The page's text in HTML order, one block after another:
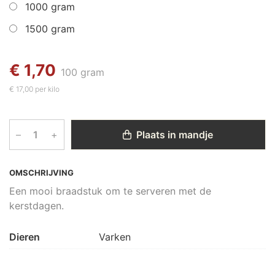
OMSCHRIJVING
Een mooi braadstuk om te serveren met de
kerstdagen.
1000 gram
1500 gram
€ 1,70 100 gram
€ 17,00 per kilo
– + Plaats in mandje
Dieren
Varken